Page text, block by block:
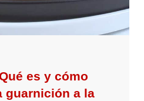
es y cómo
guarnición a la